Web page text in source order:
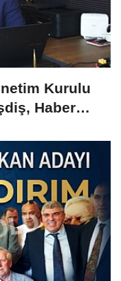
Kurulu
Haber